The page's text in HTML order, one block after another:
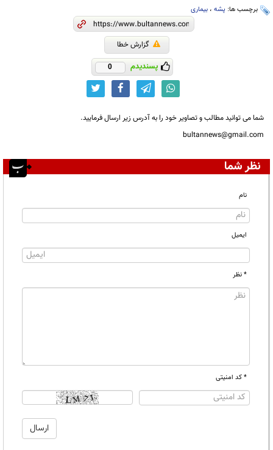
برچسب ها: پشه ، بیماری
گزارش خطا
پسندیدم 0
شما می توانید مطالب و تصاویر خود را به آدرس زیر ارسال فرمایید.
bultannews@gmail.com
نظر شما
نام
ایمیل
* نظر
* کد امنیتی